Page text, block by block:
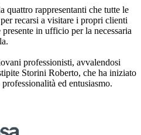
quattro rappresentanti che tutte le
recarsi a visitare i propri clienti
in ufficio per la necessaria
professionisti, avvalendosi
Storini Roberto, che ha iniziato
ed entusiasmo.